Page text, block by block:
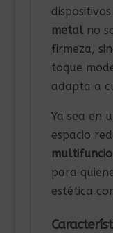
metalno
firmeza,
toque
adapta a
Ya sea en
espacio
para
estética